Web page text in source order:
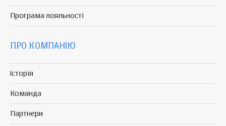
Програма лояльності
ПРО КОМПАНІЮ
Історія
Команда
Партнери